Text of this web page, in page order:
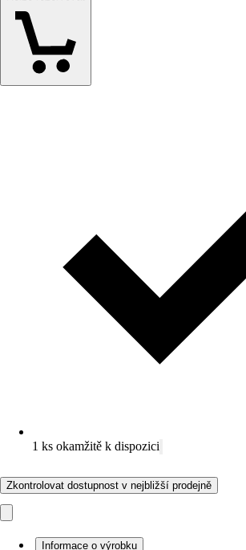
1 ks okamžitě k dispozici
Zkontrolovat dostupnost v nejbližší prodejně
Informace o výrobku